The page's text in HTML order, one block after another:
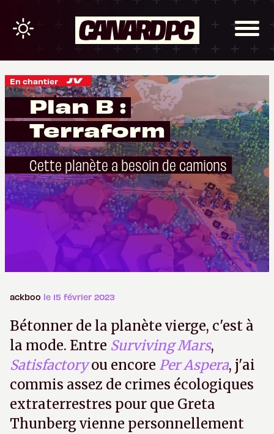
En chantier
Plan B :
Terraform
Cette planète a besoin de camions
ackboo le 15 février 2023
Bétonner de la planète vierge, c'est à
la mode. Entre Surviving Mars,
Satisfactoryou encore Per Aspera, j'ai
commis assez de crimes écologiques
extraterrestres pour que Greta
Thunberg vienne personnellement